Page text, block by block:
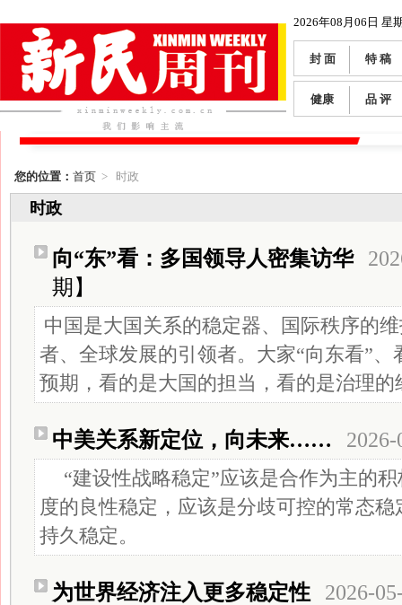
2026年08月06日 星
封 面 特 稿
健康 品 评
您的位置： 首页 > 时政
时政
向“东”看：多国领导人密集访华
期】
中国是大国关系的稳定器、国际秩序的
者、全球发展的引领者。大家“向东看”
预期，看的是大国的担当，看的是治理的
中美关系新定位，向未来……
“建设性战略稳定”应该是合作为主的
度的良性稳定，应该是分歧可控的常态
持久稳定。
为世界经济注入更多稳定性 2026-